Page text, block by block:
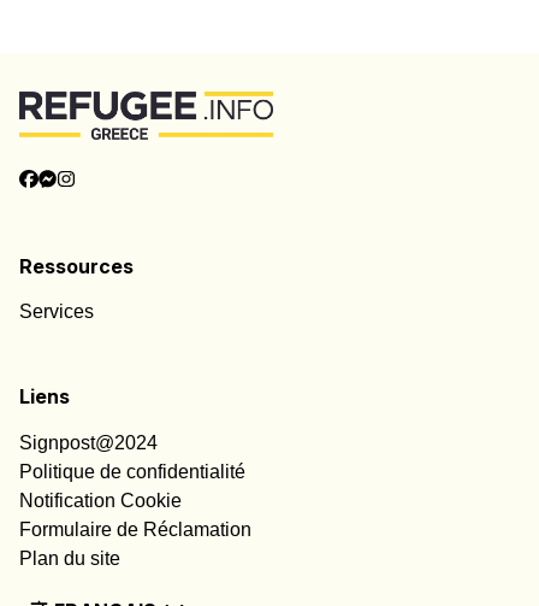
Ressources
Services
Liens
Signpost@2024
Politique de confidentialité
Notification Cookie
Formulaire de Réclamation
Plan du site